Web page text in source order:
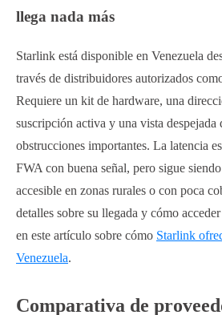
llega nada más
Starlink está disponible en Venezuela
través de distribuidores autorizados
Requiere un kit de hardware, una
suscripción activa y una vista despejada
obstrucciones importantes. La latencia
FWA con buena señal, pero sigue
accesible en zonas rurales o con poca
detalles sobre su llegada y cómo
en este artículo sobre cómo Starlink
Venezuela.
Comparativa de